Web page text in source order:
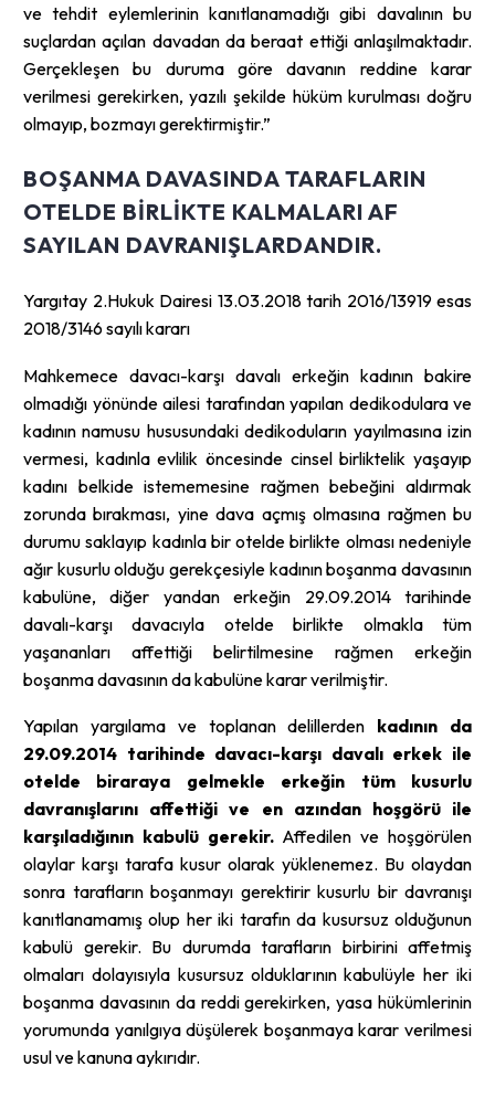
ve tehdit eylemlerinin kanıtlanamadığı gibi davalının bu
suçlardan açılan davadan da beraat ettiği anlaşılmaktadır.
Gerçekleşen bu duruma göre davanın reddine karar
verilmesi gerekirken, yazılı şekilde hüküm kurulması doğru
olmayıp, bozmayı gerektirmiştir.”
BOŞANMA DAVASINDA TARAFLARIN
OTELDE BIRLIKTE KALMALARI AF
SAYILAN DAVRANIŞLARDANDIR.
Yargıtay 2.Hukuk Dairesi 13.03.2018 tarih 2016/13919 esas
2018/3146 sayılı kararı
Mahkemece davacı-karşı davalı erkeğin kadının bakire
olmadığı yönünde ailesi tarafından yapılan dedikodulara ve
kadının namusu hususundaki dedikoduların yayılmasına izin
vermesi, kadınla evlilik öncesinde cinsel birliktelik yaşayıp
kadını belkide istememesine rağmen bebeğini aldırmak
zorunda bırakması, yine dava açmış olmasına rağmen bu
durumu saklayıp kadınla bir otelde birlikte olması nedeniyle
ağır kusurlu olduğu gerekçesiyle kadının boşanma davasının
kabulüne, diğer yandan erkeğin 29.09.2014 tarihinde
davalı-karşı davacıyla otelde birlikte olmakla tüm
yaşananları affettiği belirtilmesine rağmen erkeğin
boşanma davasının da kabulüne karar verilmiştir.
Yapılan yargılama ve toplanan delillerden kadının da
29.09.2014 tarihinde davacı-karşı davalı erkek ile
otelde biraraya gelmekle erkeğin tüm kusurlu
davranışlarını affettiği ve en azından hoşgörü ile
karşıladığının kabulü gerekir.Affedilen ve hoşgörülen
olaylar karşı tarafa kusur olarak yüklenemez. Bu olaydan
sonra tarafların boşanmayı gerektirir kusurlu bir davranışı
kanıtlanamamış olup her iki tarafın da kusursuz olduğunun
kabulü gerekir. Bu durumda tarafların birbirini affetmiş
olmaları dolayısıyla kusursuz olduklarının kabulüyle her iki
boşanma davasının da reddi gerekirken, yasa hükümlerinin
yorumunda yanılgıya düşülerek boşanmaya karar verilmesi
usul ve kanuna aykırıdır.